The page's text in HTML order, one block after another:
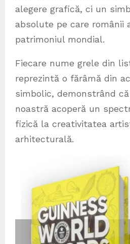
alegere grafică, ci un
absolute pe care românii
patrimoniul mondial.
Fiecare nume grele din
reprezintă o fărâmă din
simbolic, demonstrând
noastră acoperă un
fizică la creativitatea
arhitecturală.